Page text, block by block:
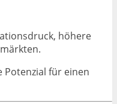
höhere
Potenzial für einen